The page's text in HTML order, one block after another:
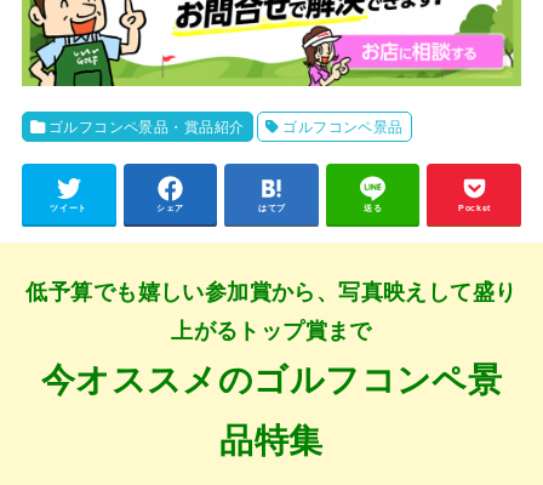
ゴルフコンペ景品・賞品紹介 ゴルフコンペ景品
ツイート シェア はてブ 送る Pocket
低予算でも嬉しい参加賞から、写真映えして盛り
上がるトップ賞まで
今オススメのゴルフコンペ景
品特集